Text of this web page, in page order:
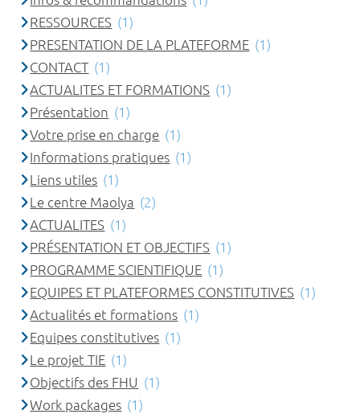
RESSOURCES (1)
PRESENTATION DE LA PLATEFORME (1)
CONTACT (1)
ACTUALITES ET FORMATIONS (1)
Présentation (1)
Votre prise en charge (1)
Informations pratiques (1)
Liens utiles (1)
Le centre Maolya (2)
ACTUALITES (1)
PRÉSENTATION ET OBJECTIFS (1)
PROGRAMME SCIENTIFIQUE (1)
EQUIPES ET PLATEFORMES CONSTITUTIVES (1)
Actualités et formations (1)
Equipes constitutives (1)
Le projet TIE (1)
Objectifs des FHU (1)
Work packages (1)